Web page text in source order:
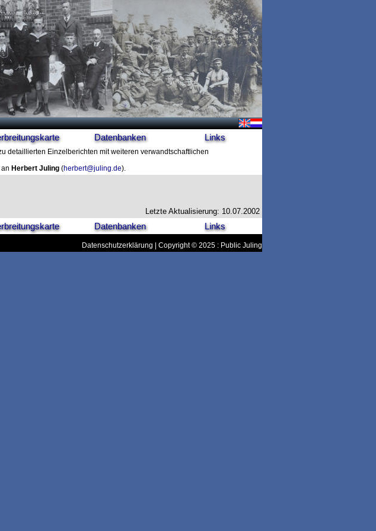
Datenbanken Links
detaillierten Einzelberichten mit weiteren verwandtschaftlichen
Herbert Juling (herbert@juling.de).
Letzte Aktualisierung: 10.07.2002
Datenbanken Links
Datenschutzerklärung | Copyright © 2025 : Public Juling